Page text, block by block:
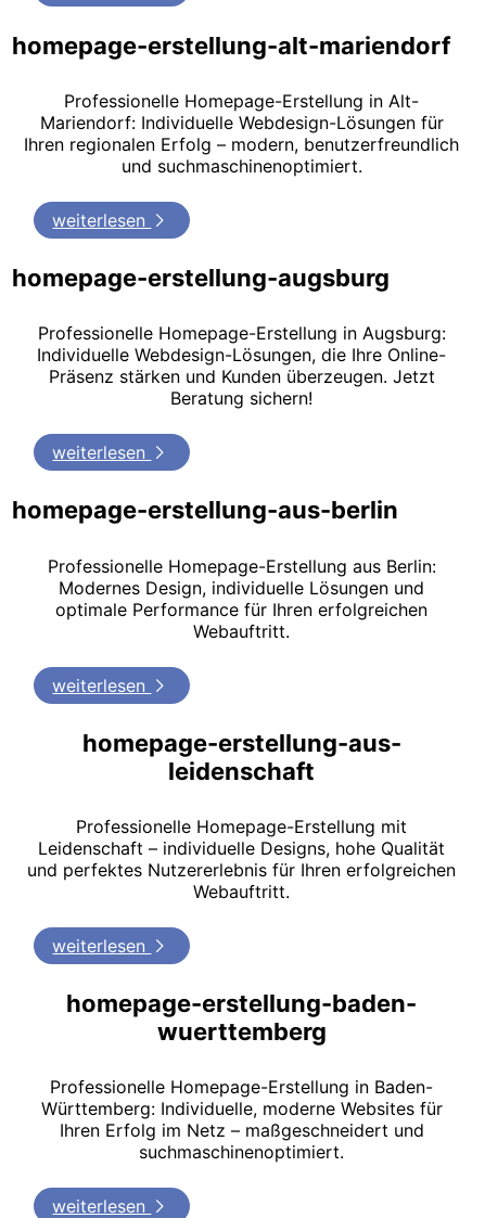
homepage-erstellung-alt-mariendorf
Professionelle Homepage-Erstellung in Alt-
Mariendorf: Individuelle Webdesign-Lösungen für
Ihren regionalen Erfolg – modern, benutzerfreundlich
und suchmaschinenoptimiert.
weiterlesen
homepage-erstellung-augsburg
Professionelle Homepage-Erstellung in Augsburg:
Individuelle Webdesign-Lösungen, die Ihre Online-
Präsenz stärken und Kunden überzeugen. Jetzt
Beratung sichern!
weiterlesen
homepage-erstellung-aus-berlin
Professionelle Homepage-Erstellung aus Berlin:
Modernes Design, individuelle Lösungen und
optimale Performance für Ihren erfolgreichen
Webauftritt.
weiterlesen
homepage-erstellung-aus-
leidenschaft
Professionelle Homepage-Erstellung mit
Leidenschaft – individuelle Designs, hohe Qualität
und perfektes Nutzererlebnis für Ihren erfolgreichen
Webauftritt.
weiterlesen
homepage-erstellung-baden-
wuerttemberg
Professionelle Homepage-Erstellung in Baden-
Württemberg: Individuelle, moderne Websites für
Ihren Erfolg im Netz – maßgeschneidert und
suchmaschinenoptimiert.
weiterlesen